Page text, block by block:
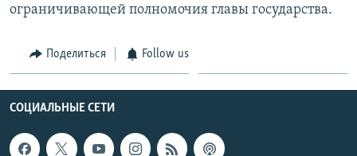
ограничивающей полномочия главы государства.
Поделиться Follow us
СОЦИАЛЬНЫЕ СЕТИ